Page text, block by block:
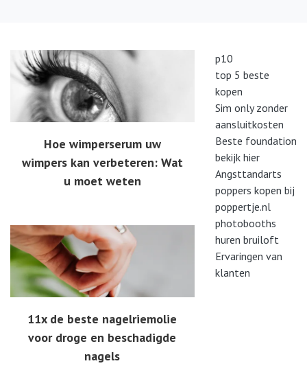
Hoe wimperserum uw
wimpers kan verbeteren: Wat
u moet weten
11x de beste nagelriemolie
voor droge en beschadigde
nagels
p10
top 5 beste
kopen
Sim only zonder
aansluitkosten
Beste foundation
bekijk hier
Angsttandarts
poppers kopen bij
poppertje.nl
photobooths
huren bruiloft
Ervaringen van
klanten